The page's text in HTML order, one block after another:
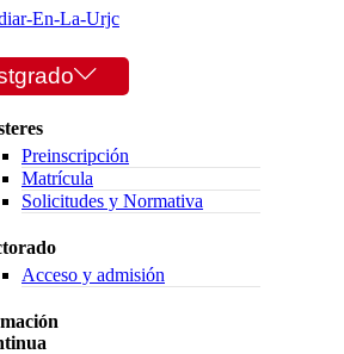
En-La-Urjc
Preinscripción
Matrícula
Solicitudes y Normativa
Acceso y admisión